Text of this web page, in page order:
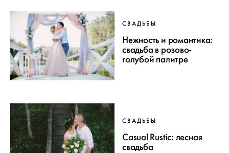
СВАДЬБЫ
Нежность и романтика:
свадьба в розово-
голубой палитре
СВАДЬБЫ
Casual Rustic: лесная
свадьба